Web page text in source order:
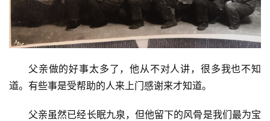
父亲做的好事太多了，他从不对人讲，很多我也不知
道。有些事是受帮助的人来上门感谢来才知道。
父亲虽然已经长眠九泉，但他留下的风骨是我们最为宝